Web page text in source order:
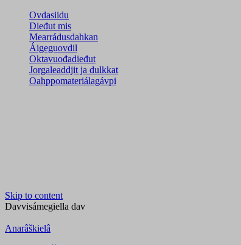
Ovdasiidu
Dieđut mis
Mearrádusdahkan
Áigeguovdil
Oktavuođadieđut
Jorgaleaddjit ja dulkkat
Oahppomateriálagávpi
Skip to content
Davvisámegiella dav
Anarâškielâ